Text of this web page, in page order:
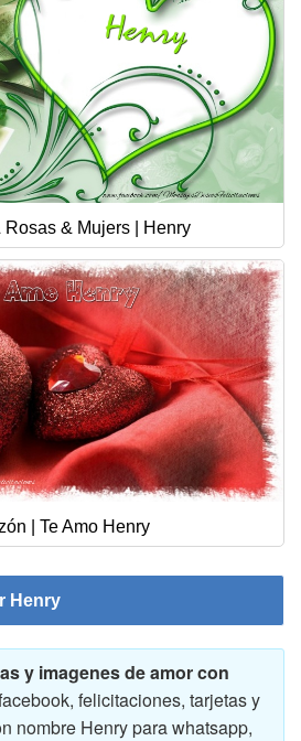
Rosas & Mujers | Henry
| Te Amo Henry
Henry
y imagenes de amor con
felicitaciones, tarjetas y
nombre Henry para whatsapp,